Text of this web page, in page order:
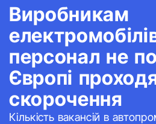
Виробникам
персонал не
Європі
скорочення
Кількість вакансій в